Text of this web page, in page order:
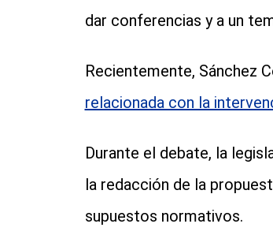
dar conferencias y a un
Recientemente, Sánchez
relacionada con la
Durante el debate, la
la redacción de la
supuestos normativos.